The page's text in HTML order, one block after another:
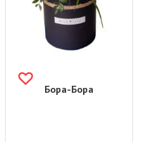
Бора-Бора